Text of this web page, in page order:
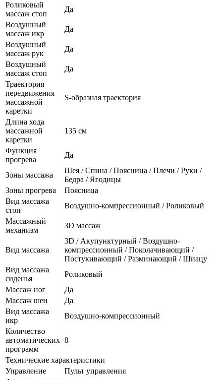
Роликовый
массаж стоп
Да
Воздушный
массаж икр
Да
Воздушный
массаж рук
Да
Воздушный
массаж стоп
Да
Траектория
передвижения
массажной
каретки
S-образная траектория
Длина хода
массажной
каретки
135 см
Функция
прогрева
Да
Зоны массажа
Шея / Спина / Поясница / Плечи / Руки /
Бедра / Ягодицы
Зоны прогрева
Поясница
Вид массажа
стоп
Воздушно-компрессионный / Роликовый
Массажный
механизм
3D массаж
Вид массажа
3D / Акупунктурный / Воздушно-
компрессионный / Поколачивающий /
Постукивающий / Разминающий / Шиацу
Вид массажа
сиденья
Роликовый
Массаж ног
Да
Массаж шеи
Да
Вид массажа
икр
Воздушно-компрессионный
Количество
автоматических
программ
8
Технические характеристики
Управление
Пульт управления